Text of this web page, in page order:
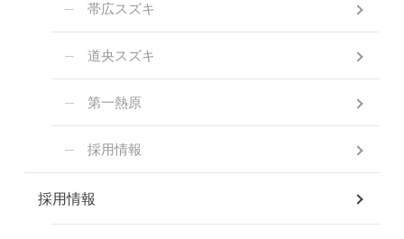
帯広スズキ
道央スズキ
第一熱原
採用情報
採用情報